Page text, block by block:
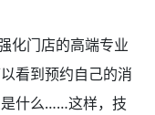
化门店的高端专业
看到预约自己的消
什么……这样，技